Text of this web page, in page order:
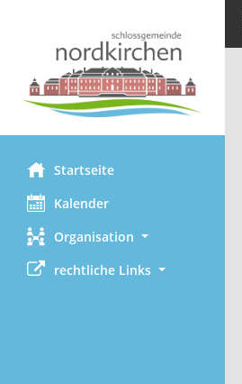
Startseite
Kalender
Organisation
rechtliche Links